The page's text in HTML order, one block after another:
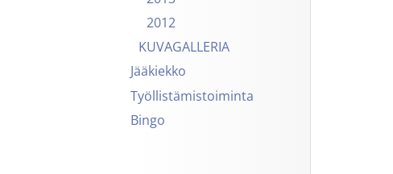
2012
KUVAGALLERIA
Jääkiekko
Työllistämistoiminta
Bingo